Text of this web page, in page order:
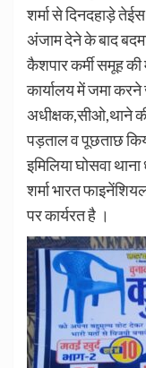
शर्मा से दिनदहाड़े
अंजाम देने के बाद
कैशपार कर्मी समूह
कार्यालय में जमा
अधीक्षक,सीओ,थाने
पड़ताल व पूछताछ
इमिलिया घोसवा
शर्मा भारत
पर कार्यरत है ।